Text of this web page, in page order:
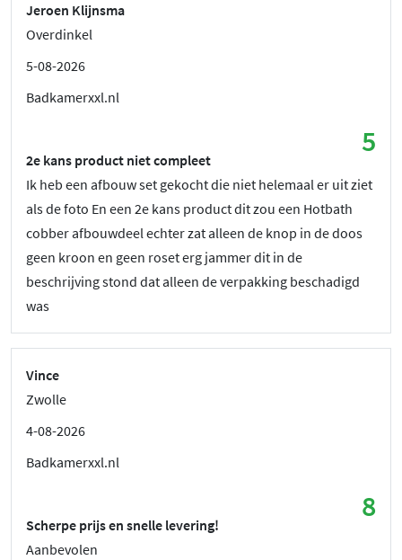
Jeroen Klijnsma
Overdinkel
5-08-2026
Badkamerxxl.nl
5
2e kans product niet compleet
Ik heb een afbouw set gekocht die niet helemaal er uit ziet
als de foto En een 2e kans product dit zou een Hotbath
cobber afbouwdeel echter zat alleen de knop in de doos
geen kroon en geen roset erg jammer dit in de
beschrijving stond dat alleen de verpakking beschadigd
was
Vince
Zwolle
4-08-2026
Badkamerxxl.nl
8
Scherpe prijs en snelle levering!
Aanbevolen